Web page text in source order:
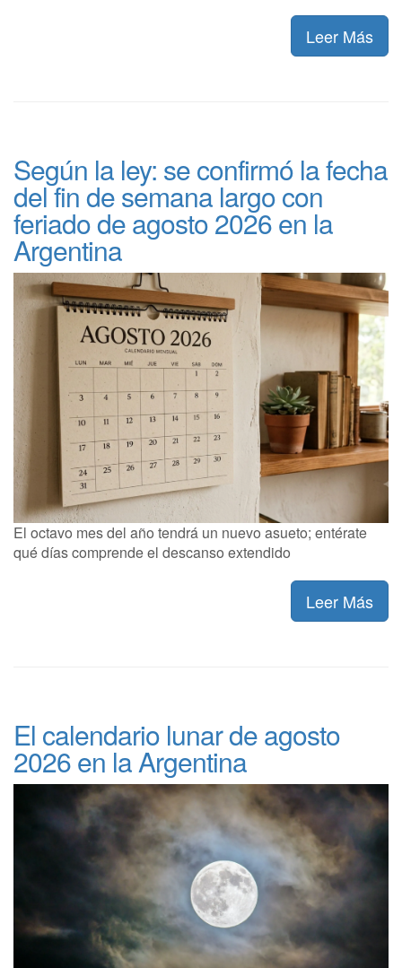
Leer Más
Según la ley: se confirmó la fecha
del fin de semana largo con
feriado de agosto 2026 en la
Argentina
El octavo mes del año tendrá un nuevo asueto; entérate
qué días comprende el descanso extendido
Leer Más
El calendario lunar de agosto
2026 en la Argentina